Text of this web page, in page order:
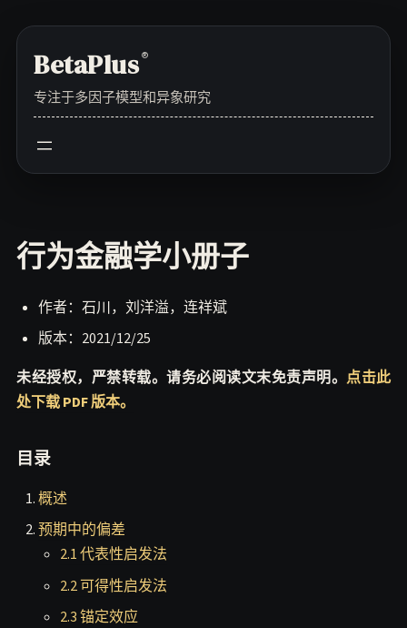
contentBetaPlus®
专注于多因子模型和异象研究
行为金融学小册子
作者：石川，刘洋溢，连祥斌
版本：2021/12/25
未经授权，严禁转载。请务必阅读文末免责声明。 点击此
处下载 PDF 版本。
目录
概述
预期中的偏差
2.1 代表性启发法
2.2 可得性启发法
2.3 锚定效应